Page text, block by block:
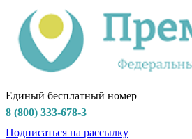
Единый бесплатный номер
8 (800) 333-678-3
Подписаться на рассылку